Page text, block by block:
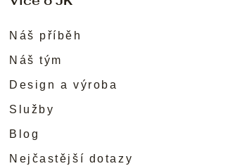
Náš příběh
Náš tým
Design a výroba
Služby
Blog
Nejčastější dotazy